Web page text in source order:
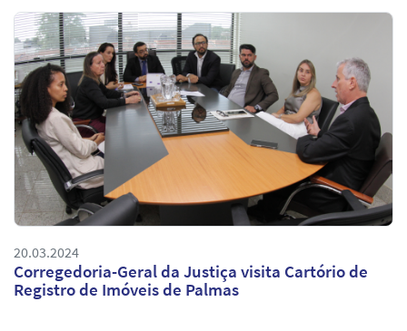
20.03.2024
Corregedoria-Geral da Justiça visita Cartório de
Registro de Imóveis de Palmas